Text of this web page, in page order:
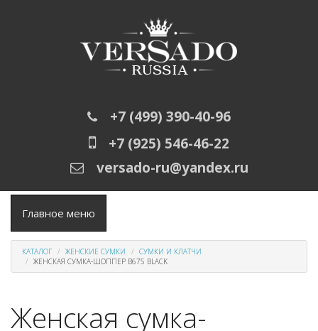
+7 (499) 390-40-96
+7 (925) 546-46-22
versado-ru@yandex.ru
Главное меню
КАТАЛОГ ЖЕНСКИЕ СУМКИ
СУМКИ И КЛАТЧИ
ЖЕНСКАЯ СУМКА-ШОППЕР B675 BLACK
Женская сумка-